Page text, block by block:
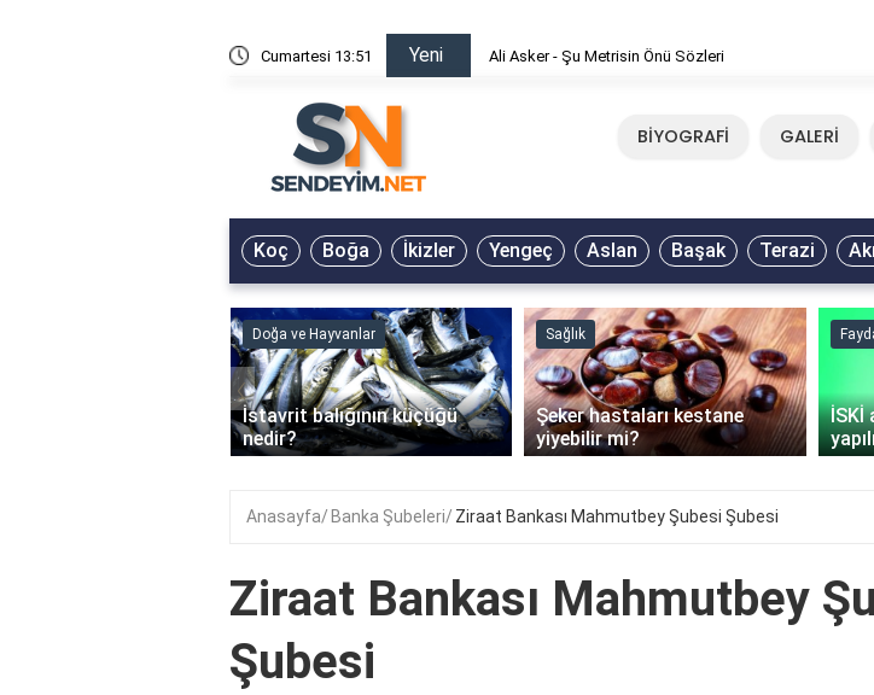
Cumartesi 13:51 Yeni Ali Asker - Şu Metrisin Önü Sözleri
BİYOGRAFİ GALERİ
Koç Boğa İkizler Yengeç Aslan Başak Terazi
Doğa ve Hayvanlar
İstavrit balığının küçüğü
nedir?
Sağlık
Şeker hastaları kestane
yiyebilir mi?
İSKİ
‹
Anasayfa Banka Şubeleri Ziraat Bankası Mahmutbey Şubesi Şubesi
Ziraat Bankası Mahmutbey
Şubesi